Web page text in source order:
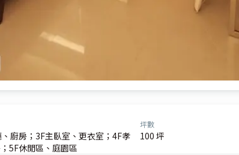
廚房；3F主臥室、更衣室；4F孝
5F休閒區、庭園區
坪數
100 坪